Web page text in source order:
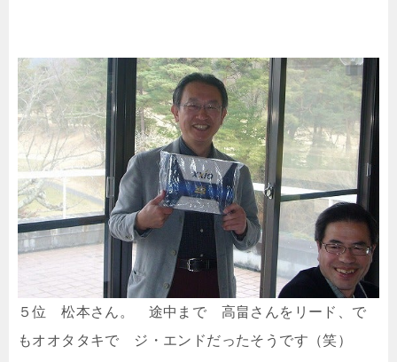
５位 松本さん。 途中まで 高畠さんをリード、で
もオオタタキで ジ・エンドだったそうです（笑）